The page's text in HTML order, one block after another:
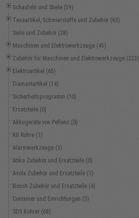
Schaufeln und Stiele (59)
Tesaartikel, Schmierstoffe und Zubehör (63)
Seile und Zubehör (28)
Maschinen und Elektrowerkzeuge (45)
Zubehör für Maschinen und Elektrowerkzeuge (222)
Elektroartikel (65)
Diamantartikel (14)
Sicherheitsprogramm (10)
Ersatzteile (0)
Akkugeräte von Pellenc (0)
KG Rohre (1)
Alarmwerkzeuge (3)
Atika Zubehör und Ersatzteile (0)
Avola Zubehör und Ersatzteile (1)
Bosch Zubehör und Ersatzteile (4)
Container und Einrichtungen (3)
SDS Bohrer (68)